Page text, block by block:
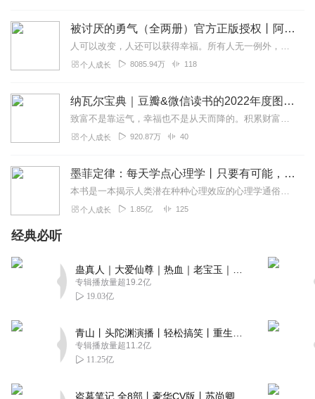
被讨厌的勇气（全两册）官方正版授权丨阿德勒心理学畅销经典｜幸福的勇气
人可以改变，人还可以获得幸福。所有人无一例外，都能如此。——阿德勒心理学一名深陷自卑、无能与不幸福的青年，听到了一名哲人主张的“世界无比单纯，人人都能幸福”便来...
个人成长 8085.94万 118
纳瓦尔宝典｜豆瓣&微信读书的2022年度图书|从白手起家到财务自由
致富不是靠运气，幸福也不是从天而降的。积累财富和幸福生活是我们可以学习的技能。这本书收集整理了硅谷投资人纳瓦尔在过去十年里通过推特、播客和采访等方式分享的人生智...
个人成长 920.87万 40
墨菲定律：每天学点心理学丨只要有可能，就一定会发生
本书是一本揭示人类潜在种种心理效应的心理学通俗读物，其中最有代表性的即“墨菲定律”。与此同时，从自我认知、经济管理等方面入手，作者引出了数十条对现代人工作和生活...
个人成长 1.85亿 125
经典必听
专辑播放量超19.2亿
19.03亿
专辑播放量超11.2亿
11.25亿